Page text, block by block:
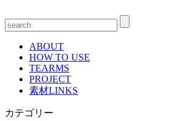
ABOUT
HOW TO USE
TEARMS
PROJECT
素材LINKS
カテゴリー